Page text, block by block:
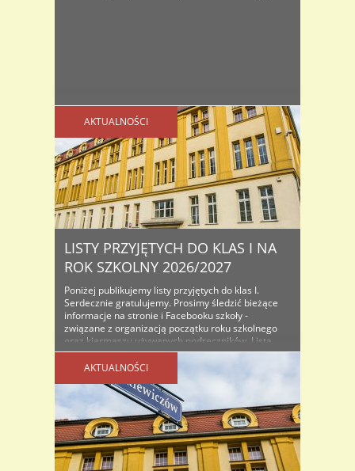
AKTUALNOŚCI
LISTY PRZYJĘTYCH DO KLAS I NA
ROK SZKOLNY 2026/2027
Poniżej publikujemy listy przyjętych do klas I.
Serdecznie gratulujemy. Prosimy śledzić bieżące
informacje na stronie i Facebooku szkoły -
związane z organizacją początku roku szkolnego
oraz kiermaszu używanych podręczników. Lista
osób przyjętych do klas I na rok szkolny...
AKTUALNOŚCI